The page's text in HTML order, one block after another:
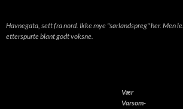
Havnegata, sett fra nord. Ikke mye "sørlandspreg" her. Men
etterspurte blant godt voksne.
Vær
Varsom-